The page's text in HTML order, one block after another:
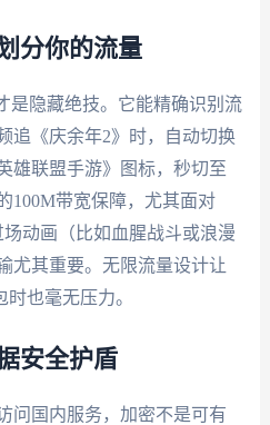
分你的流量
是隐藏绝技。它能精确识别流
追《庆余年2》时，自动切换
雄联盟手游》图标，秒切至
100M带宽保障，尤其面对
场动画（比如血腥战斗或浪漫
尤其重要。无限流量设计让
也毫无压力。
安全护盾
问国内服务，加密不是可有